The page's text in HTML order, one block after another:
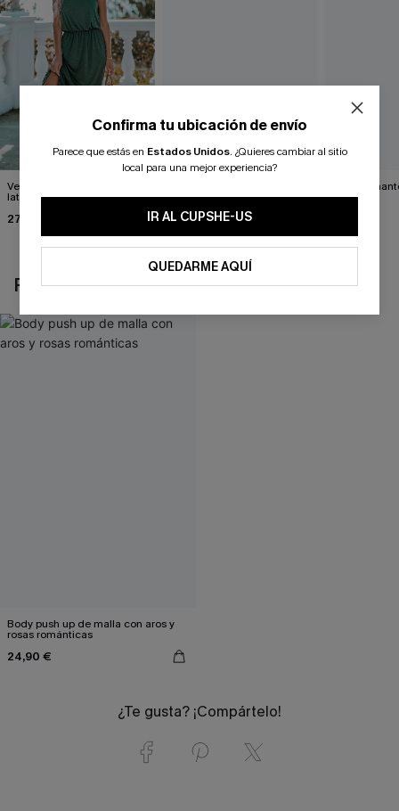
Vestido largo con abertura
lateral verde bosque
27,00 €
solo hombro con
34,00 €
negro
REVISAR RECIENTEMENTE
Body push up de malla con aros y
rosas románticas
24,90 €
¿Te gusta? ¡Compártelo!
Confirma tu ubicación de envío
Parece que estás en Estados Unidos. ¿Quieres cambiar al sitio
local para una mejor experiencia?
IR AL CUPSHE-US
QUEDARME AQUÍ